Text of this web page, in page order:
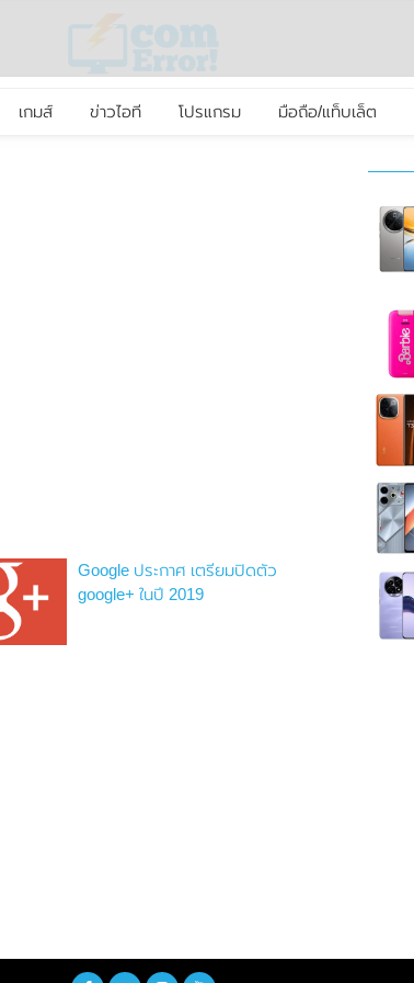
เกมส์ ข่าวไอที โปรแกรม มือถือ/แท็บเล็ต
Google ประกาศ เตรียมปิดตัว
google+ ในปี 2019